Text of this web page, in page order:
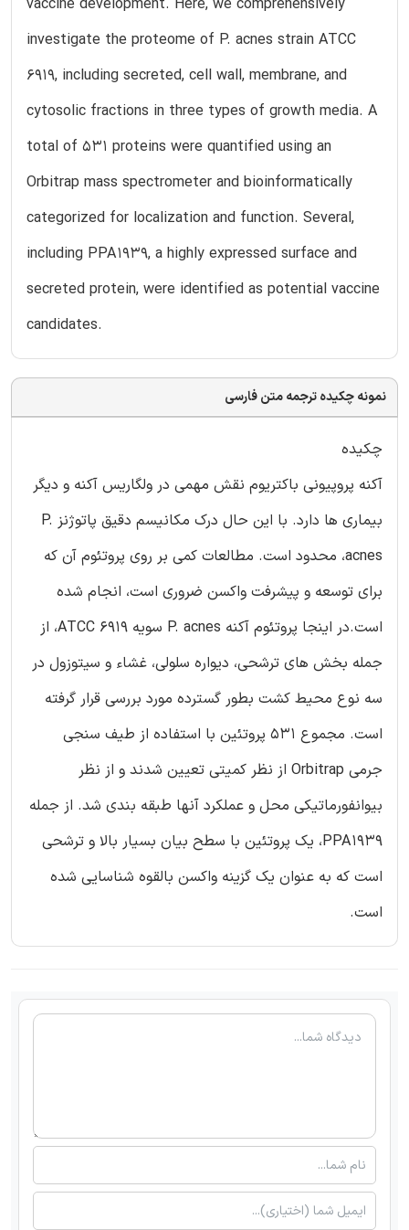
investigate the proteome of P. acnes strain ATCC
6919, including secreted, cell wall, membrane, and
cytosolic fractions in three types of growth media. A
total of 531 proteins were quantified using an
Orbitrap mass spectrometer and bioinformatically
categorized for localization and function. Several,
including PPA1939, a highly expressed surface and
secreted protein, were identified as potential vaccine
candidates.
نمونه چکیده ترجمه متن فارسی
چکیده
آکنه پروپیونی باکتریوم نقش مهمی در ولگاریس آکنه و دیگر
بیماری ها دارد. با این حال درک مکانیسم دقیق پاتوژنز P.
acnes، محدود است. مطالعات کمی بر روی پروتئوم آن که
برای توسعه و پیشرفت واکسن ضروری است، انجام شده
است.در اینجا پروتئوم آکنه P. acnes سویه ATCC 6919، از
جمله بخش های ترشحی، دیواره سلولی، غشاء و سیتوزول در
سه نوع محیط کشت بطور گسترده مورد بررسی قرار گرفته
است. مجموع 531 پروتئین با استفاده از طیف سنجی
جرمی Orbitrap از نظر کمیتی تعیین شدند و از نظر
بیوانفورماتیکی محل و عملکرد آنها طبقه بندی شد. از جمله
PPA1939، یک پروتئین با سطح بیان بسیار بالا و ترشحی
است که به عنوان یک گزینه واکسن بالقوه شناسایی شده
است.